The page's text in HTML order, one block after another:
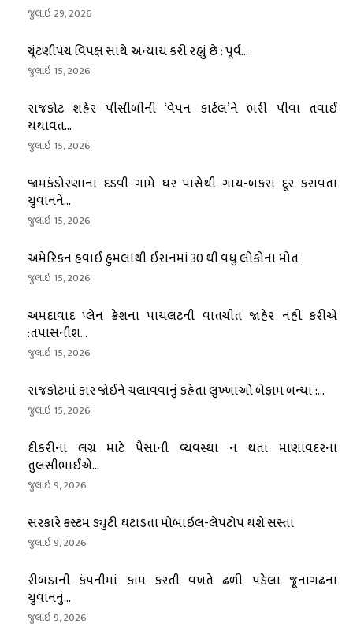
જુલાઇ 29, 2026
ચૂંટણીપંચ વિપક્ષ સાથે અન્યાય કરી રહ્યું છે : પૂર્વ...
જુલાઇ 15, 2026
રાજકોટ શહેર પીસીબીની ‘વેપન કાર્ટલ’ને ભરી પીવા તવાઈ
યથાવત...
જુલાઇ 15, 2026
જામકંડોરણાના દડવી ગામે ઘર પાસેથી ગાય-બકરા દૂર કરાવતા
યુવાનને...
જુલાઇ 15, 2026
અમેરિકન હવાઈ હુમલાથી ઈરાનમાં 30 થી વધુ લોકોના મોત
જુલાઇ 15, 2026
અમદાવાદ પ્લેન ક્રેશના પાયલટની વાતચીત જાહેર નહીં કરીએ
:તપાસનીશ...
જુલાઇ 15, 2026
રાજકોટમાં કાર જોઈને ચલાવવાનું કહેતા લુખ્ખાઓ બેફામ બન્યા :...
જુલાઇ 15, 2026
દીકરીના લગ્ન માટે પૈસાની વ્યવસ્થા ન થતાં માણાવદરના
તુલસીભાઈએ...
જુલાઇ 9, 2026
સરકારે કસ્ટમ ડ્યુટી ઘટાડતા મોબાઇલ-લેપટોપ થશે સસ્તા
જુલાઇ 9, 2026
રીબડાની કંપનીમાં કામ કરતી વખતે ઢળી પડેલા જૂનાગઢના
યુવાનનું...
જુલાઇ 9, 2026